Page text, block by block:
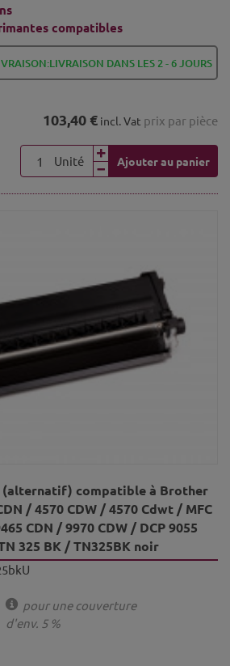
compatibles
DANS LES 2 - 6 JOURS
103,40 € incl. Vat prix par pièce
Unité Ajouter au panier
(alternatif) compatible à Brother
/ 4570 CDW / 4570 Cdwt / MFC
CDN / 9970 CDW / DCP 9055
325 BK / TN325BK noir
pour une couverture
d'env. 5 %